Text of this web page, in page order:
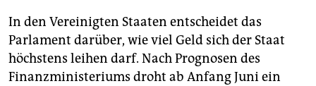
In den Vereinigten Staaten entscheidet das
Parlament darüber, wie viel Geld sich der Staat
höchstens leihen darf. Nach Prognosen des
Finanzministeriums droht ab Anfang Juni ein